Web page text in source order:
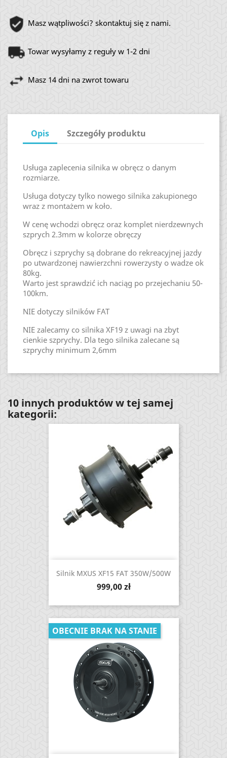
Masz wątpliwości? skontaktuj się z nami.
Towar wysyłamy z reguły w 1-2 dni
Masz 14 dni na zwrot towaru
Opis Szczegóły produktu
Usługa zaplecenia silnika w obręcz o danym
rozmiarze.
Usługa dotyczy tylko nowego silnika zakupionego
wraz z montażem w koło.
W cenę wchodzi obręcz oraz komplet nierdzewnych
szprych 2.3mm w kolorze obręczy
Obręcz i szprychy są dobrane do rekreacyjnej jazdy
po utwardzonej nawierzchni rowerzysty o wadze ok
80kg.
Warto jest sprawdzić ich naciąg po przejechaniu 50-
100km.
NIE dotyczy silników FAT
NIE zalecamy co silnika XF19 z uwagi na zbyt
cienkie szprychy. Dla tego silnika zalecane są
szprychy minimum 2,6mm
10 innych produktów w tej samej
kategorii:
Silnik MXUS XF15 FAT 350W/500W
Cena
999,00 zł
OBECNIE BRAK NA STANIE